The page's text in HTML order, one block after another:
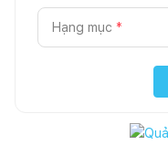
Hạng mục *